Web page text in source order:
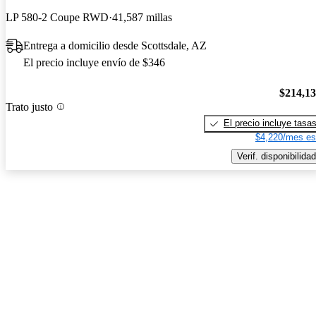
LP 580-2 Coupe RWD 41,587 millas
Entrega a domicilio desde Scottsdale, AZ
El precio incluye envío de $346
Trato justo
El precio incluye tasas
$4,220/mes
Verif. disponibilidad